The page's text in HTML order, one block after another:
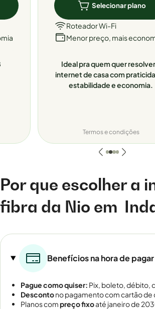
Selecionar plano
Roteador Wi-Fi
Menor preço, mais
Ideal pra quem quer
internet de casa com
estabilidade e economia.
Termos e condições
Por que escolher a
fibra da Nio em
Benefícios na hora de pagar
Pague como quiser: Pix, boleto, débito,
Descontono pagamento com cartão de
Planos compreço fixoaté janeiro de